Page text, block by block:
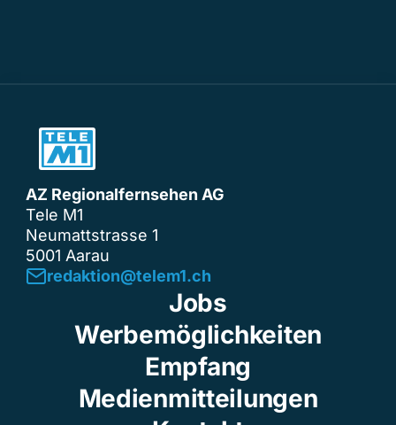
AZ Regionalfernsehen AG
Tele M1
Neumattstrasse 1
5001 Aarau
redaktion@telem1.ch
Jobs
Werbemöglichkeiten
Empfang
Medienmitteilungen